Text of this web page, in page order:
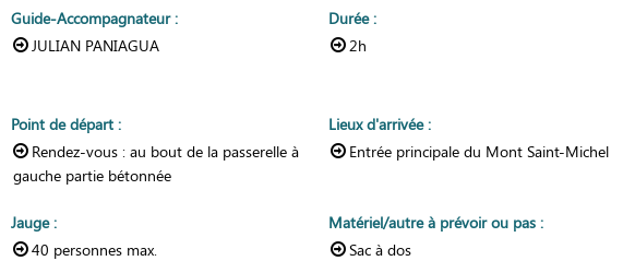
Guide-Accompagnateur:
JULIAN PANIAGUA
Durée:
2h
Point de départ :
Rendez-vous : au bout de la passerelle à
gauche partie bétonnée
Lieux d'arrivée:
Entrée principale du Mont Saint-Michel
Jauge:
40 personnes max.
Matériel/autre à prévoir ou pas:
Sac à dos